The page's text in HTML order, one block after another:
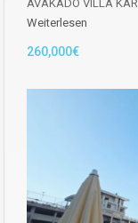
AVAKADO VILLA
Weiterlesen
260,000€